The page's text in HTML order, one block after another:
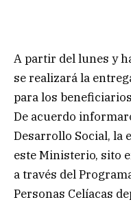
A partir del lunes y
se realizará la
para los
De acuerdo
Desarrollo Social, la
este Ministerio, sito
a través del
Personas Celíacas